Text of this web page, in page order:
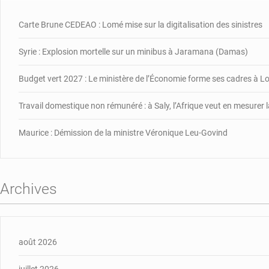
Carte Brune CEDEAO : Lomé mise sur la digitalisation des sinistres
Syrie : Explosion mortelle sur un minibus à Jaramana (Damas)
Budget vert 2027 : Le ministère de l’Économie forme ses cadres à
Travail domestique non rémunéré : à Saly, l’Afrique veut en mesurer
Maurice : Démission de la ministre Véronique Leu-Govind
Archives
août 2026